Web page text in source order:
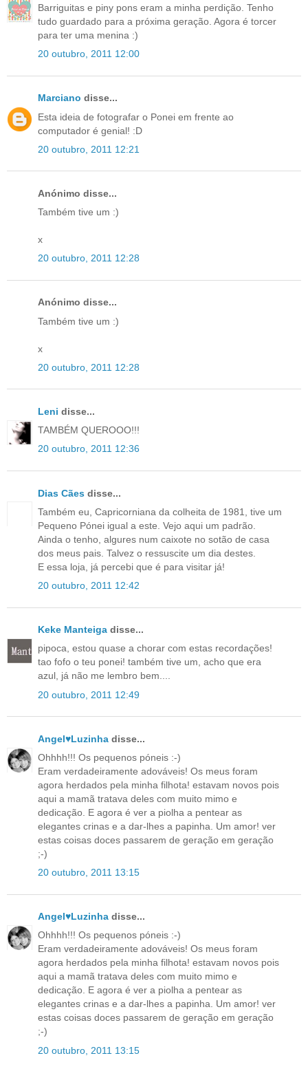
Barriguitas e piny pons eram a minha perdição. Tenho
tudo guardado para a próxima geração. Agora é torcer
para ter uma menina :)
20 outubro, 2011 12:00
Marciano disse...
Esta ideia de fotografar o Ponei em frente ao
computador é genial! :D
20 outubro, 2011 12:21
Anónimo disse...
Também tive um :)
x
20 outubro, 2011 12:28
Anónimo disse...
Também tive um :)
x
20 outubro, 2011 12:28
Leni disse...
TAMBÉM QUEROOO!!!
20 outubro, 2011 12:36
Dias Cães disse...
Também eu, Capricorniana da colheita de 1981, tive um
Pequeno Pónei igual a este. Vejo aqui um padrão.
Ainda o tenho, algures num caixote no sotão de casa
dos meus pais. Talvez o ressuscite um dia destes.
E essa loja, já percebi que é para visitar já!
20 outubro, 2011 12:42
Keke Manteiga disse...
pipoca, estou quase a chorar com estas recordações!
tao fofo o teu ponei! também tive um, acho que era
azul, já não me lembro bem....
20 outubro, 2011 12:49
Angel♥Luzinha disse...
Ohhhh!!! Os pequenos póneis :-)
Eram verdadeiramente adováveis! Os meus foram
agora herdados pela minha filhota! estavam novos pois
aqui a mamã tratava deles com muito mimo e
dedicação. E agora é ver a piolha a pentear as
elegantes crinas e a dar-lhes a papinha. Um amor! ver
estas coisas doces passarem de geração em geração
;-)
20 outubro, 2011 13:15
Angel♥Luzinha disse...
Ohhhh!!! Os pequenos póneis :-)
Eram verdadeiramente adováveis! Os meus foram
agora herdados pela minha filhota! estavam novos pois
aqui a mamã tratava deles com muito mimo e
dedicação. E agora é ver a piolha a pentear as
elegantes crinas e a dar-lhes a papinha. Um amor! ver
estas coisas doces passarem de geração em geração
;-)
20 outubro, 2011 13:15